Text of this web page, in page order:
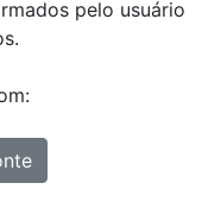
pelo usuário